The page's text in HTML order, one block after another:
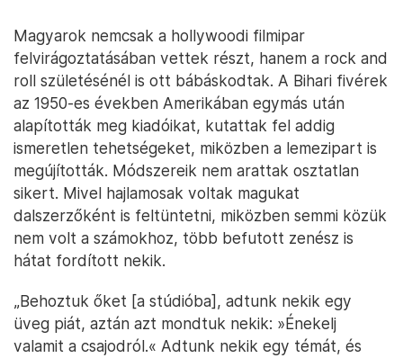
Magyarok nemcsak a hollywoodi filmipar
felvirágoztatásában vettek részt, hanem a rock and
roll születésénél is ott bábáskodtak. A Bihari fivérek
az 1950-es években Amerikában egymás után
alapították meg kiadóikat, kutattak fel addig
ismeretlen tehetségeket, miközben a lemezipart is
megújították. Módszereik nem arattak osztatlan
sikert. Mivel hajlamosak voltak magukat
dalszerzőként is feltüntetni, miközben semmi közük
nem volt a számokhoz, több befutott zenész is
hátat fordított nekik.
„Behoztuk őket [a stúdióba], adtunk nekik egy
üveg piát, aztán azt mondtuk nekik: »Énekelj
valamit a csajodról.« Adtunk nekik egy témát, és